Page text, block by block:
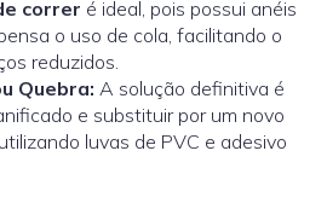
correr é ideal, pois possui anéis
o uso de cola, facilitando o
reduzidos.
Quebra: A solução definitiva é
e substituir por um novo
luvas de PVC e adesivo